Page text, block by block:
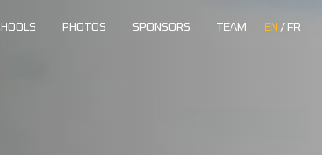
PHOTOS SPONSORS TEAM EN / FR